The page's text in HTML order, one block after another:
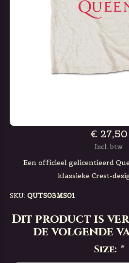
€ 27,50
Incl. btw
Een officieel gelicentieerd
klassieke Crest-
SKU: QUTS03MS01
Dit product is
de volgende
Size: *